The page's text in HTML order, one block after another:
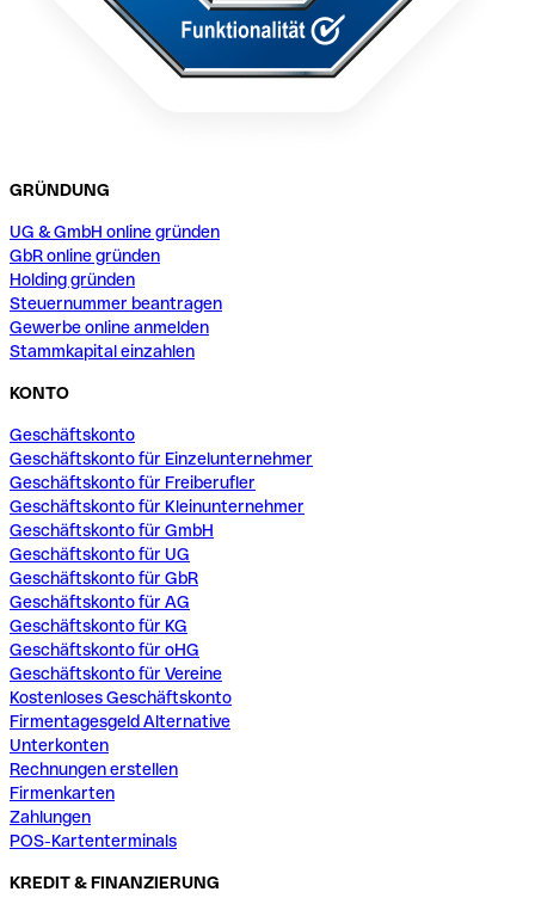
GRÜNDUNG
UG & GmbH online gründen
GbR online gründen
Holding gründen
Steuernummer beantragen
Gewerbe online anmelden
Stammkapital einzahlen
KONTO
Geschäftskonto
Geschäftskonto für Einzelunternehmer
Geschäftskonto für Freiberufler
Geschäftskonto für Kleinunternehmer
Geschäftskonto für GmbH
Geschäftskonto für UG
Geschäftskonto für GbR
Geschäftskonto für AG
Geschäftskonto für KG
Geschäftskonto für oHG
Geschäftskonto für Vereine
Kostenloses Geschäftskonto
Firmentagesgeld Alternative
Unterkonten
Rechnungen erstellen
Firmenkarten
Zahlungen
POS-Kartenterminals
KREDIT & FINANZIERUNG